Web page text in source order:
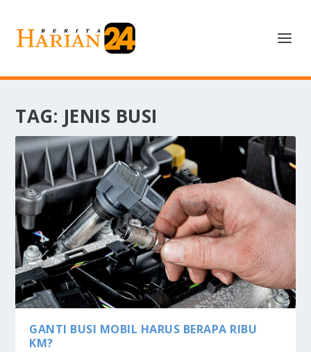
TAG: JENIS BUSI
GANTI BUSI MOBIL HARUS BERAPA RIBU
KM?